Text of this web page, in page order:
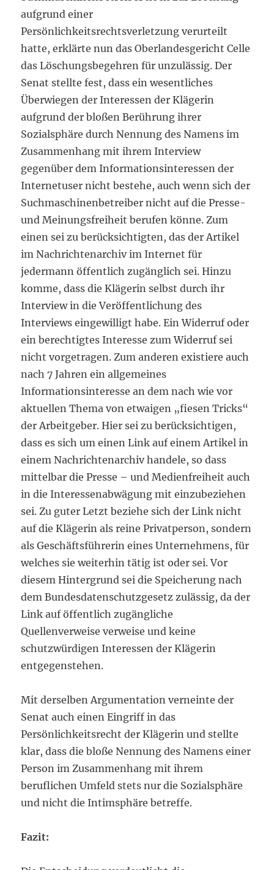
aufgrund einer
Persönlichkeitsrechtsverletzung verurteilt
hatte, erklärte nun das Oberlandesgericht Celle
das Löschungsbegehren für unzulässig. Der
Senat stellte fest, dass ein wesentliches
Überwiegen der Interessen der Klägerin
aufgrund der bloßen Berührung ihrer
Sozialsphäre durch Nennung des Namens im
Zusammenhang mit ihrem Interview
gegenüber dem Informationsinteressen der
Internetuser nicht bestehe, auch wenn sich der
Suchmaschinenbetreiber nicht auf die Presse-
und Meinungsfreiheit berufen könne. Zum
einen sei zu berücksichtigten, das der Artikel
im Nachrichtenarchiv im Internet für
jedermann öffentlich zugänglich sei. Hinzu
komme, dass die Klägerin selbst durch ihr
Interview in die Veröffentlichung des
Interviews eingewilligt habe. Ein Widerruf oder
ein berechtigtes Interesse zum Widerruf sei
nicht vorgetragen. Zum anderen existiere auch
nach 7 Jahren ein allgemeines
Informationsinteresse an dem nach wie vor
aktuellen Thema von etwaigen „fiesen Tricks“
der Arbeitgeber. Hier sei zu berücksichtigen,
dass es sich um einen Link auf einem Artikel in
einem Nachrichtenarchiv handele, so dass
mittelbar die Presse – und Medienfreiheit auch
in die Interessenabwägung mit einzubeziehen
sei. Zu guter Letzt beziehe sich der Link nicht
auf die Klägerin als reine Privatperson, sondern
als Geschäftsführerin eines Unternehmens, für
welches sie weiterhin tätig ist oder sei. Vor
diesem Hintergrund sei die Speicherung nach
dem Bundesdatenschutzgesetz zulässig, da der
Link auf öffentlich zugängliche
Quellenverweise verweise und keine
schutzwürdigen Interessen der Klägerin
entgegenstehen.
Mit derselben Argumentation verneinte der
Senat auch einen Eingriff in das
Persönlichkeitsrecht der Klägerin und stellte
klar, dass die bloße Nennung des Namens einer
Person im Zusammenhang mit ihrem
beruflichen Umfeld stets nur die Sozialsphäre
und nicht die Intimsphäre betreffe.
Fazit: